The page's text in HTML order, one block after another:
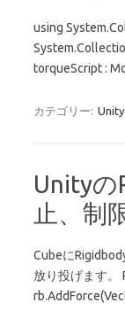
using
torqueScript :
カテゴリー: Unity
Unityの
止、制
Cubeに
放り投げます